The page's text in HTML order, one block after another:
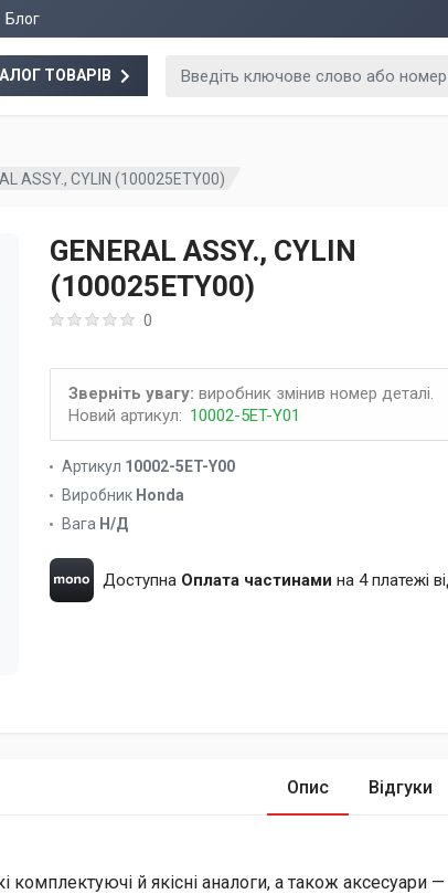
Блог
ТОВАРІВ
ASSY., CYLIN (100025ETY00)
GENERAL ASSY., CYLIN
(100025ETY00)
0
Зверніть увагу: виробник змінив номер деталі.
Новий артикул: 10002-5ET-Y01
Артикул 10002-5ET-Y00
Виробник Honda
Вага Н/Д
Доступна Оплата частинами на 4 платежі
Опис Відгуки
й якісні аналоги, а також аксесуари